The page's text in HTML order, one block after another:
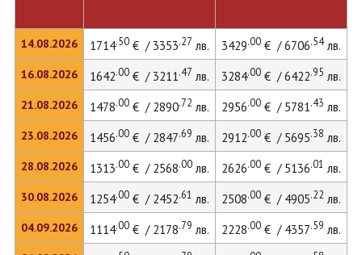
14.08.2026
16.08.2026
21.08.2026
23.08.2026
28.08.2026
30.08.2026
04.09.2026
1714.50€ / 3353.27 лв. 3429.00€ / 6706.54лв.
1642.00€ / 3211.47 лв. 3284.00€ / 6422.95 лв.
1478.00€ / 2890.72 лв. 2956.00€ / 5781.43 лв.
1456.00€ / 2847.69 лв. 2912.00€ / 5695.38 лв.
1313.00€ / 2568.00лв. 2626.00€ / 5136.01 лв.
1254.00€ / 2452.61 лв. 2508.00€ / 4905.22 лв.
1114.00€ / 2178.79 лв. 2228.00€ / 4357.59 лв.